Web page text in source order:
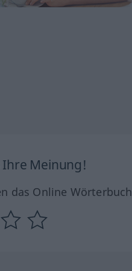
Ihre Meinung!
das Online